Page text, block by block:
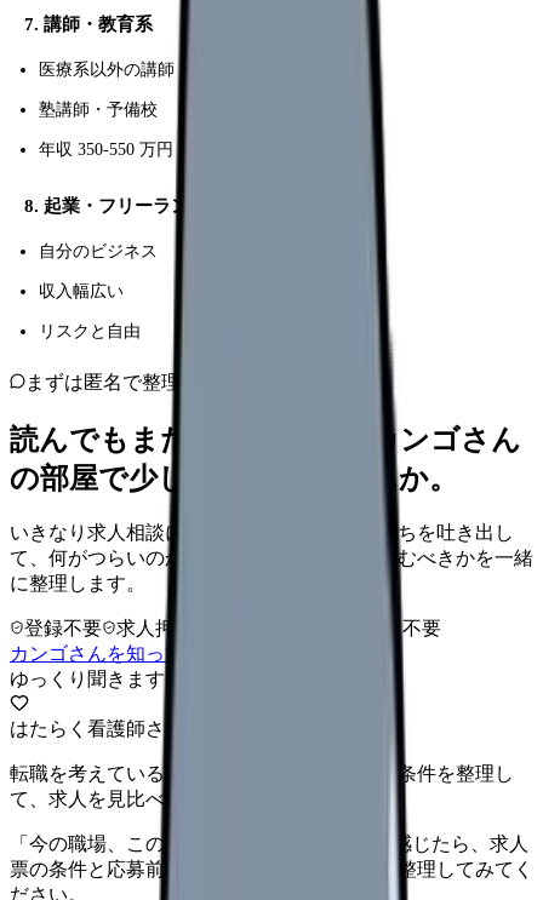
7. 講師・教育系
医療系以外の講師
塾講師・予備校
年収 350-550 万円
8. 起業・フリーランス
自分のビジネス
収入幅広い
リスクと自由
まずは匿名で整理
読んでもまだ苦しいなら、カンゴさん
の部屋で少し話してみませんか。
いきなり求人相談には進みません。今の気持ちを吐き出し
て、何がつらいのか、辞めるべきか、少し休むべきかを一緒
に整理します。
登録不要 求人押し売りなし
病院名は入力不要
カンゴさんを知ってから相談する
ゆっくり聞きます
はたらく看護師さん 求人
転職を考えている看護師さんへ。まずは希望条件を整理し
て、求人を見比べられます。
「今の職場、このままでいいのかな...」そう感じたら、求人
票の条件と応募前に確認したい不安を分けて整理してみてく
ださい。